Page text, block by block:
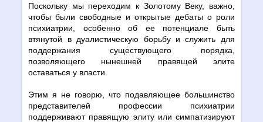
Поскольку мы переходим к Золотому Веку, важно,
чтобы были свободные и открытые дебаты о роли
психиатрии, особенно об ее потенциале быть
втянутой в дуалистическую борьбу и служить для
поддержания существующего порядка,
позволяющего нынешней правящей элите
оставаться у власти.
Этим я не говорю, что подавляющее большинство
представителей профессии психиатрии
поддерживают правящую элиту или симпатизируют